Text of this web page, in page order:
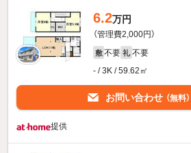
6.2万円
（管理費2,000円）
敷 不要 礼 不要
- / 3K / 59.62㎡
お問い合わせ （無料）
提供